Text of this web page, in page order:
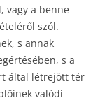
vagy a benne
szól.
s annak
s a
által létrejött tér
valódi